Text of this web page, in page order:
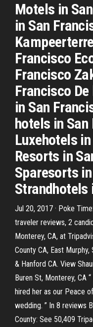
Motels in
in San
Francisco
Francisco
Francisco
in San
hotels in
Luxehotels
Resorts in
Sparesorts
Strandhotels
Jul 20, 2017 · Poke
traveler reviews, 2
Monterey, CA, at
County CA, East Murphy,
& Hanford CA. View
Buren St, Monterey, CA
hired her as our Peace
wedding. ” In 8 reviews
County: See 50,409